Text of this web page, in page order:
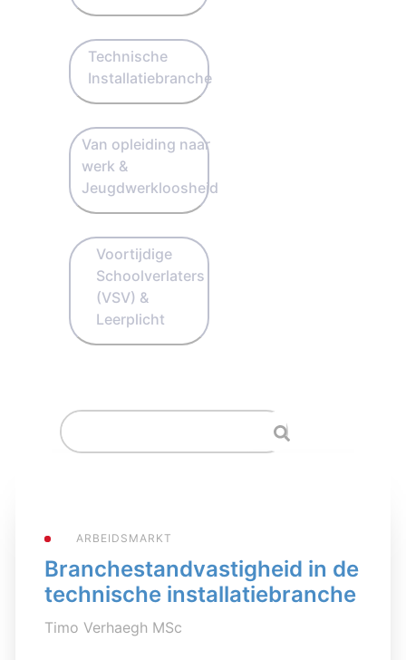
Technische
Installatiebranche
Van opleiding naar
werk &
Jeugdwerkloosheid
Voortijdige
Schoolverlaters
(VSV) &
Leerplicht
ARBEIDSMARKT
Branchestandvastigheid in de
technische installatiebranche
Timo Verhaegh MSc